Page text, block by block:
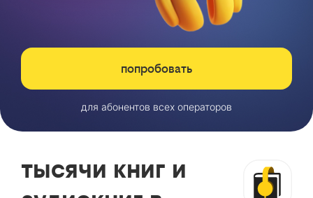
попробовать
для абонентов всех операторов
тысячи книг и